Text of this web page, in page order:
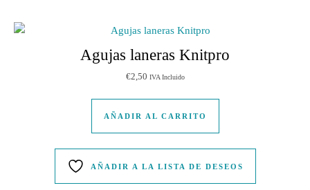
Agujas laneras Knitpro
€2,50 IVA Incluido
AÑADIR AL CARRITO
AÑADIR A LA LISTA DE DESEOS